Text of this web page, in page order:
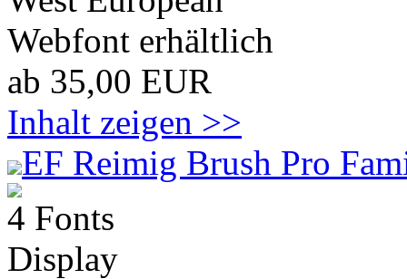
Webfont erhältlich
ab 35,00 EUR
Inhalt zeigen >>
EF Reimig Brush Pro
4 Fonts
Display